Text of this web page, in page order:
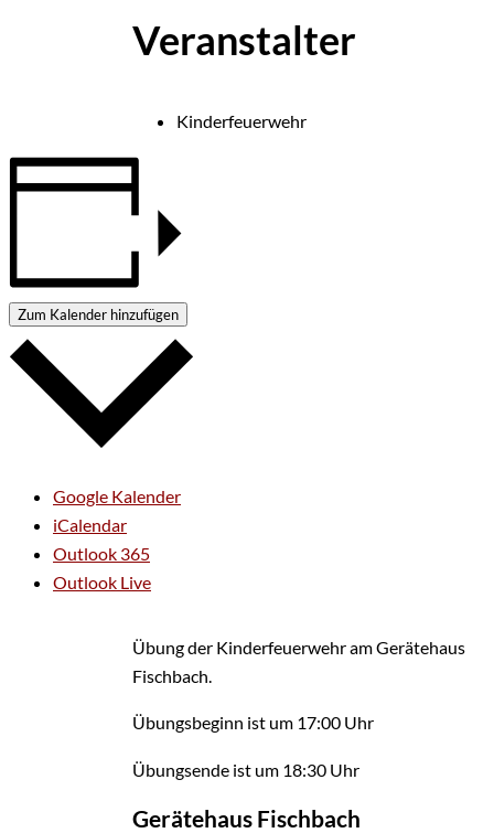
Veranstalter
Kinderfeuerwehr
Zum Kalender hinzufügen
Google Kalender
iCalendar
Outlook 365
Outlook Live
Übung der Kinderfeuerwehr am Gerätehaus
Fischbach.
Übungsbeginn ist um 17:00 Uhr
Übungsende ist um 18:30 Uhr
Gerätehaus Fischbach